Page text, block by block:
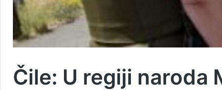
Čile: U regiji naroda